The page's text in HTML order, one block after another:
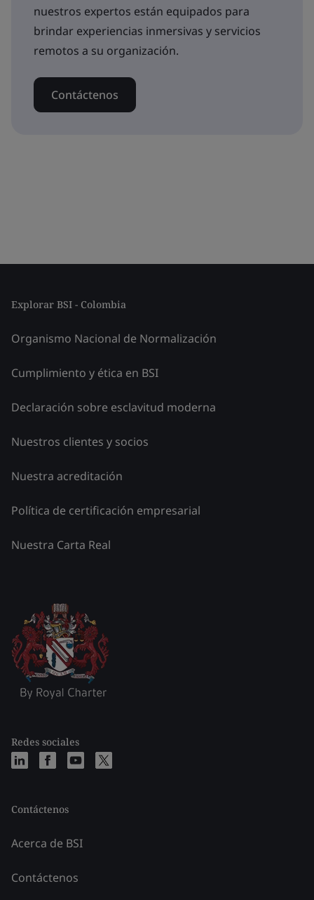
nuestros expertos están equipados para
brindar experiencias inmersivas y servicios
remotos a su organización.
Contáctenos
Explorar BSI - Colombia
Organismo Nacional de Normalización
Cumplimiento y ética en BSI
Declaración sobre esclavitud moderna
Nuestros clientes y socios
Nuestra acreditación
Política de certificación empresarial
Nuestra Carta Real
Redes sociales
Contáctenos
Acerca de BSI
Contáctenos